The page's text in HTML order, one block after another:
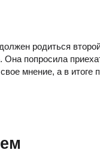
родиться
попросила
мнение, а в